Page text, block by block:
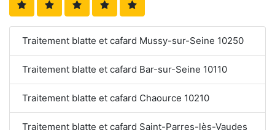
Traitement blatte et cafard Mussy-sur-Seine 10250
Traitement blatte et cafard Bar-sur-Seine 10110
Traitement blatte et cafard Chaource 10210
Traitement blatte et cafard Saint-Parres-lès-Vaudes